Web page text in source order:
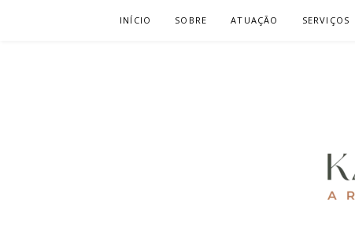
INÍCIO SOBRE ATUAÇÃO SERVIÇOS